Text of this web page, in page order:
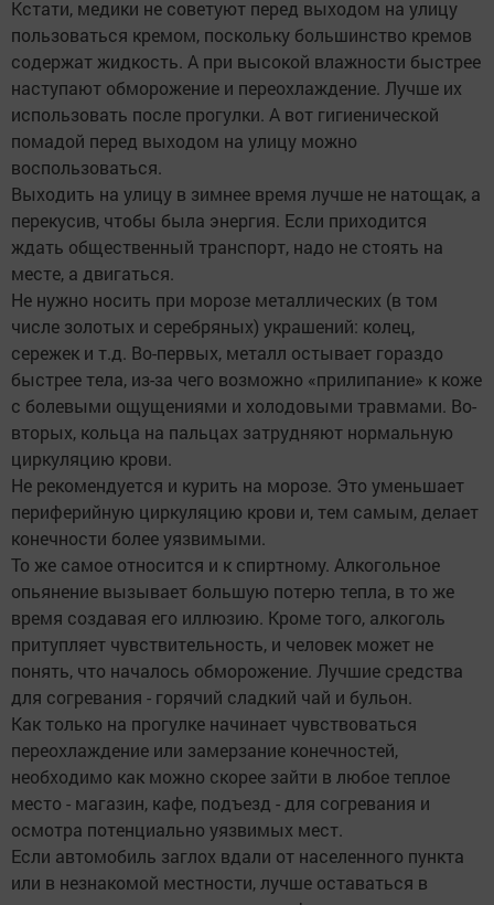
Кстати, медики не советуют перед выходом на улицу
пользоваться кремом, поскольку большинство кремов
содержат жидкость. А при высокой влажности быстрее
наступают обморожение и переохлаждение. Лучше их
использовать после прогулки. А вот гигиенической
помадой перед выходом на улицу можно
воспользоваться.
Выходить на улицу в зимнее время лучше не натощак, а
перекусив, чтобы была энергия. Если приходится
ждать общественный транспорт, надо не стоять на
месте, а двигаться.
Не нужно носить при морозе металлических (в том
числе золотых и серебряных) украшений: колец,
сережек и т.д. Во-первых, металл остывает гораздо
быстрее тела, из-за чего возможно «прилипание» к коже
с болевыми ощущениями и холодовыми травмами. Во-
вторых, кольца на пальцах затрудняют нормальную
циркуляцию крови.
Не рекомендуется и курить на морозе. Это уменьшает
периферийную циркуляцию крови и, тем самым, делает
конечности более уязвимыми.
То же самое относится и к спиртному. Алкогольное
опьянение вызывает большую потерю тепла, в то же
время создавая его иллюзию. Кроме того, алкоголь
притупляет чувствительность, и человек может не
понять, что началось обморожение. Лучшие средства
для согревания - горячий сладкий чай и бульон.
Как только на прогулке начинает чувствоваться
переохлаждение или замерзание конечностей,
необходимо как можно скорее зайти в любое теплое
место - магазин, кафе, подъезд - для согревания и
осмотра потенциально уязвимых мест.
Если автомобиль заглох вдали от населенного пункта
или в незнакомой местности, лучше оставаться в